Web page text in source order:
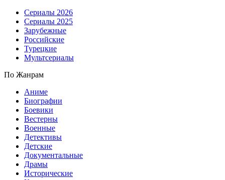
Сериалы 2026
Сериалы 2025
Зарубежные
Российские
Турецкие
Мультсериалы
По Жанрам
Аниме
Биографии
Боевики
Вестерны
Военные
Детективы
Детские
Документальные
Драмы
Исторические